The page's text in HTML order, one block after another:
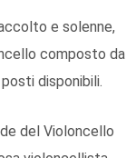
e solenne,
composto da
disponibili.
del Violoncello